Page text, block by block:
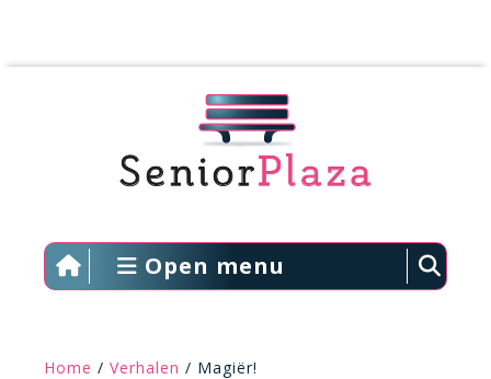
Open menu
Home / Verhalen / Magiër!